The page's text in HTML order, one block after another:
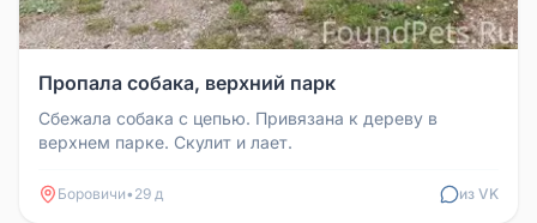
Пропала собака, верхний парк
Сбежала собака с цепью. Привязана к дереву в
верхнем парке. Скулит и лает.
Боровичи• 29 д из VK